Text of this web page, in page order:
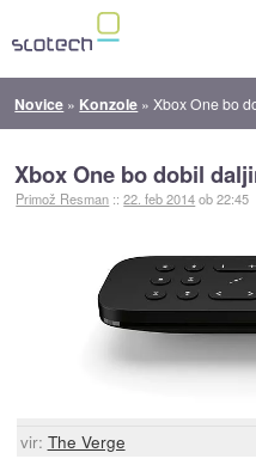
Novice » Konzole »Xbox One bo
Xbox One bo dobil
Primož Resman ::22. feb 2014ob 22:45
vir: The Verge